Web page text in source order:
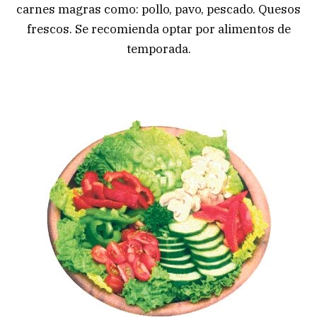
carnes magras como: pollo, pavo, pescado. Quesos
frescos. Se recomienda optar por alimentos de
temporada.